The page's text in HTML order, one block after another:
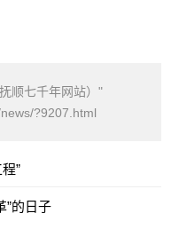
顺七千年网站）"
?9207.html
”
”的日子